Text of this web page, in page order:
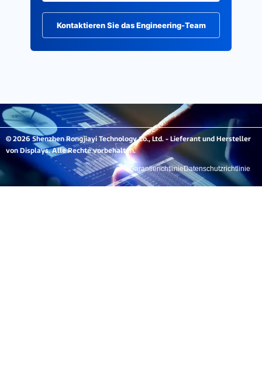
Kontaktieren Sie das Engineering-Team
© 2026 Shenzhen Rongjiayi Technology Co., Ltd. - Lieferant und Hersteller
von Displays. Alle Rechte vorbehalten.
Datenschutzrichtlinie
Garantierichtlinie